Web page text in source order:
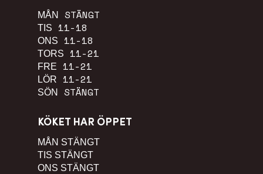
MÅN
STÄNGT
TIS 11-18
ONS 11-18
TORS 11-21
FRE 11-21
LÖR 11-21
SÖN STÄNGT
KÖKET HAR ÖPPET
MÅN STÄNGT
TIS STÄNGT
ONS STÄNGT